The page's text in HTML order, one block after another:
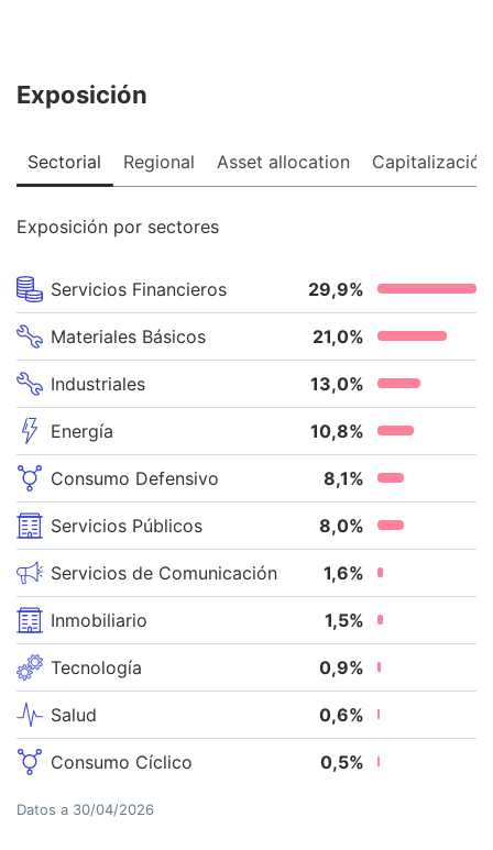
Exposición
Sectorial Regional Asset allocation Capitalización
Exposición por sectores
Servicios Financieros 29,9%
Materiales Básicos 21,0%
Industriales 13,0%
Energía 10,8%
Consumo Defensivo 8,1%
Servicios Públicos 8,0%
Servicios de Comunicación 1,6%
Inmobiliario 1,5%
Tecnología 0,9%
Salud 0,6%
Consumo Cíclico 0,5%
Datos a 30/04/2026